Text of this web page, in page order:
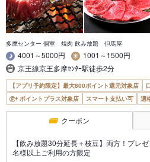
多摩センター 個室 焼肉 飲み放題 但馬屋
4001～5000円
1001～1500円
京王線京王多摩ｾﾝﾀｰ駅徒歩2分
【アプリ予約限定】最大800ポイント還元対象店
ポイントプラス対象店
スマート支払い可 適
クーポン
【飲み放題30分延長＋枝豆】両方！プレ
名様以上ご利用の方限定